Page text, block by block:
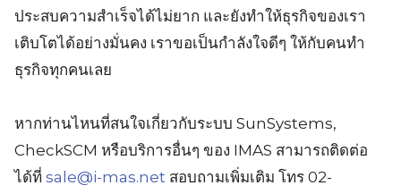
ประสบความสำเร็จได้ไม่ยาก และยังทำให้ธุรกิจของเรา
เติบโตได้อย่างมั่นคง เราขอเป็นกำลังใจดีๆ ให้กับคนทำ
ธุรกิจทุกคนเลย
หากท่านไหนที่สนใจเกี่ยวกับระบบ SunSystems,
CheckSCM หรือบริการอื่นๆ ของ IMAS สามารถติดต่อ
ได้ที่ sale@i-mas.net สอบถามเพิ่มเติม โทร 02-